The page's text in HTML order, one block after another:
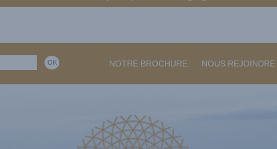
NOTRE BROCHURE NOUS REJOINDRE